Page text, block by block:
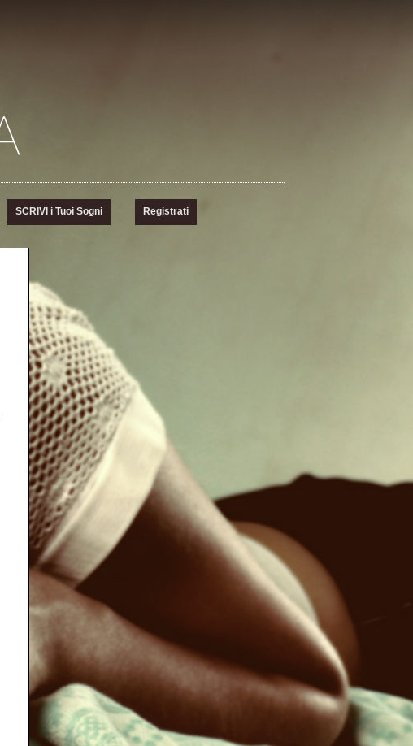
SCRIVI i Tuoi Sogni Registrati